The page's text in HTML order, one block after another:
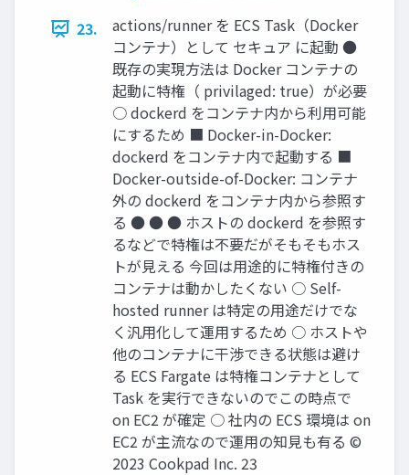
23.
actions/runner を ECS Task（Docker
コンテナ）として セキュア に起動 ●
既存の実現方法は Docker コンテナの
起動に特権（ privilaged: true）が必要
○ dockerd をコンテナ内から利用可能
にするため ■ Docker-in-Docker:
dockerd をコンテナ内で起動する ■
Docker-outside-of-Docker: コンテナ
外の dockerd をコンテナ内から参照す
る ● ● ● ホストの dockerd を参照す
るなどで特権は不要だがそもそもホス
トが見える 今回は用途的に特権付きの
コンテナは動かしたくない ○ Self-
hosted runner は特定の用途だけでな
く汎用化して運用するため ○ ホストや
他のコンテナに干渉できる状態は避け
る ECS Fargate は特権コンテナとして
Task を実行できないのでこの時点で
on EC2 が確定 ○ 社内の ECS 環境は on
EC2 が主流なので運用の知見も有る ©
2023 Cookpad Inc. 23